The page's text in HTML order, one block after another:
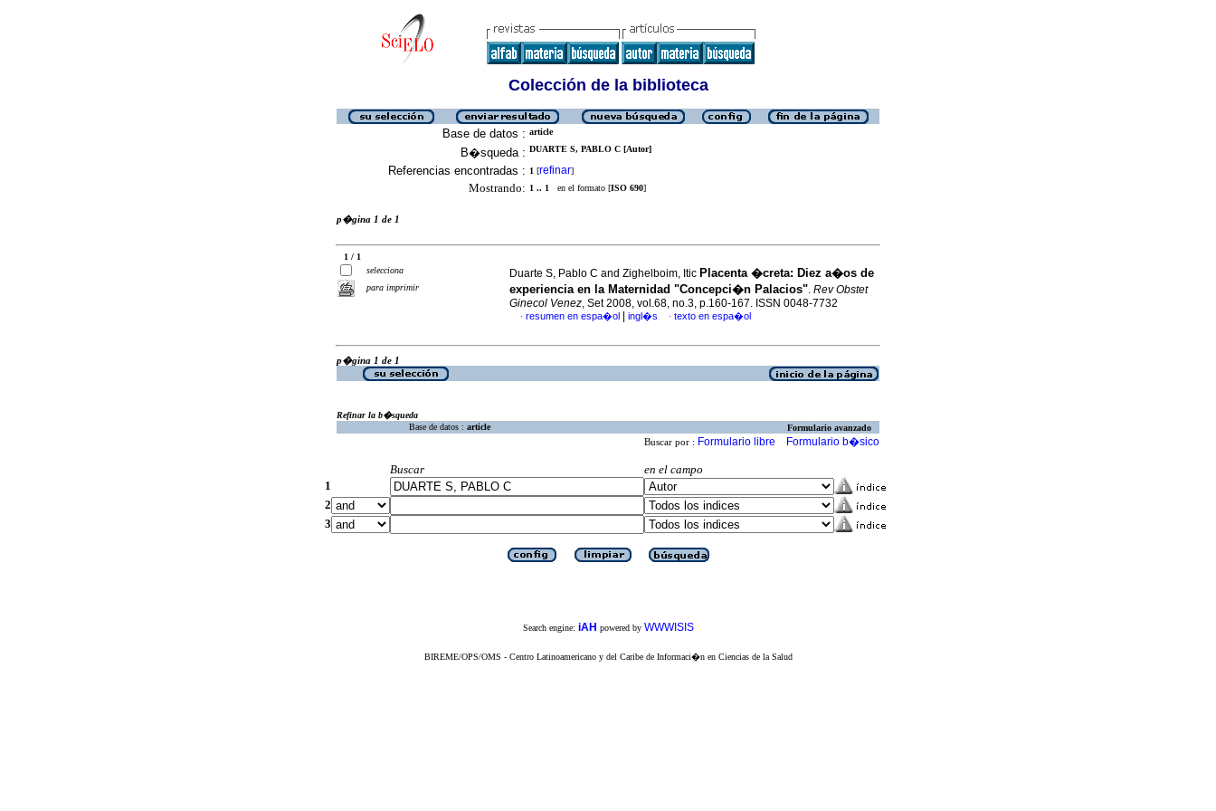
Colección de la biblioteca
Base de datos : article
B�squeda : DUARTE S, PABLO C [Autor]
Referencias encontradas : 1 [refinar]
Mostrando: 1 .. 1 en el formato [ISO 690]
p�gina 1 de 1
1 / 1
selecciona
para imprimir
Duarte S, Pablo C and Zighelboim, Itic Placenta �creta: Diez a�os de
experiencia en la Maternidad "Concepci�n Palacios". Rev Obstet
Ginecol Venez, Set 2008, vol.68, no.3, p.160-167. ISSN 0048-7732
· resumen en espa�ol ingl�s · texto en espa�ol
p�gina 1 de 1
Refinar la b�squeda
Base de datos : article Formulario avanzado
Buscar por : Formulario libre Formulario b�sico
Buscar
en el campo
1
2
3
Search engine: iAH powered by WWWISIS
BIREME/OPS/OMS - Centro Latinoamericano y del Caribe de Informaci�n en Ciencias de la Salud